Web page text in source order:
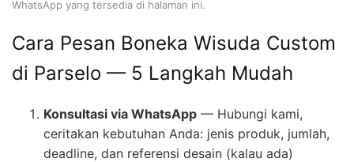
WhatsApp yang tersedia di halaman ini.
Cara Pesan Boneka Wisuda Custom
di Parselo — 5 Langkah Mudah
Konsultasi via WhatsApp — Hubungi kami,
ceritakan kebutuhan Anda: jenis produk, jumlah,
deadline, dan referensi desain (kalau ada)